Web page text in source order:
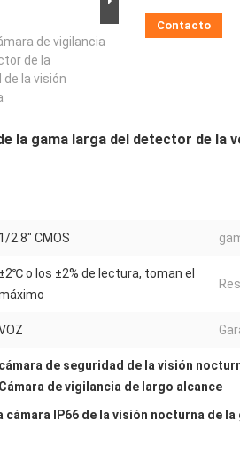
de vigilancia
de la
la visión
Contacto
la gama larga del detector de la
1/2.8" CMOS
±2℃ o los ±2% de lectura, toman el
cámara de seguridad de la visión
Cámara de vigilancia de largo alcance
cámara IP66 de la visión nocturna de